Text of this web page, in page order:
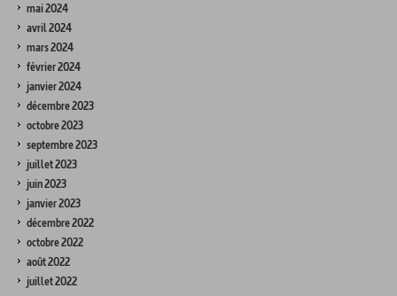
mai 2024
avril 2024
mars 2024
février 2024
janvier 2024
décembre 2023
octobre 2023
septembre 2023
juillet 2023
juin 2023
janvier 2023
décembre 2022
octobre 2022
août 2022
juillet 2022